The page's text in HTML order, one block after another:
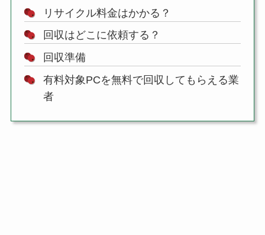
リサイクル料金はかかる？
回収はどこに依頼する？
回収準備
有料対象PCを無料で回収してもらえる業
者